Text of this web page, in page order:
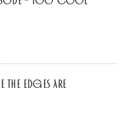
The Edges Are